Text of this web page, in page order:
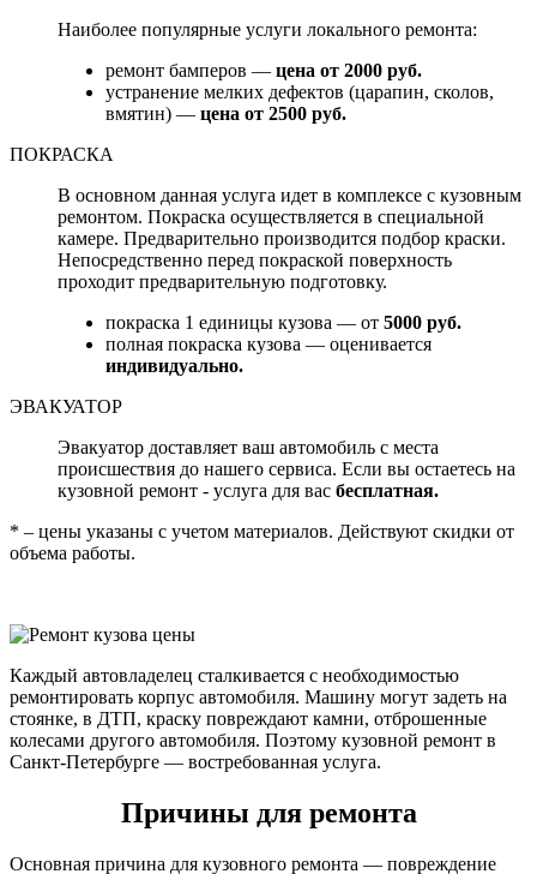
Наиболее популярные услуги локального ремонта:
ремонт бамперов — цена от 2000 руб.
устранение мелких дефектов (царапин, сколов,
вмятин) — цена от 2500 руб.
ПОКРАСКА
В основном данная услуга идет в комплексе с кузовным
ремонтом. Покраска осуществляется в специальной
камере. Предварительно производится подбор краски.
Непосредственно перед покраской поверхность
проходит предварительную подготовку.
покраска 1 единицы кузова — от 5000 руб.
полная покраска кузова — оценивается
индивидуально.
ЭВАКУАТОР
Эвакуатор доставляет ваш автомобиль с места
происшествия до нашего сервиса. Если вы остаетесь на
кузовной ремонт - услуга для вас бесплатная.
* – цены указаны с учетом материалов. Действуют скидки от
объема работы.
Каждый автовладелец сталкивается с необходимостью
ремонтировать корпус автомобиля. Машину могут задеть на
стоянке, в ДТП, краску повреждают камни, отброшенные
колесами другого автомобиля. Поэтому кузовной ремонт в
Санкт-Петербурге — востребованная услуга.
Причины для ремонта
Основная причина для кузовного ремонта — повреждение